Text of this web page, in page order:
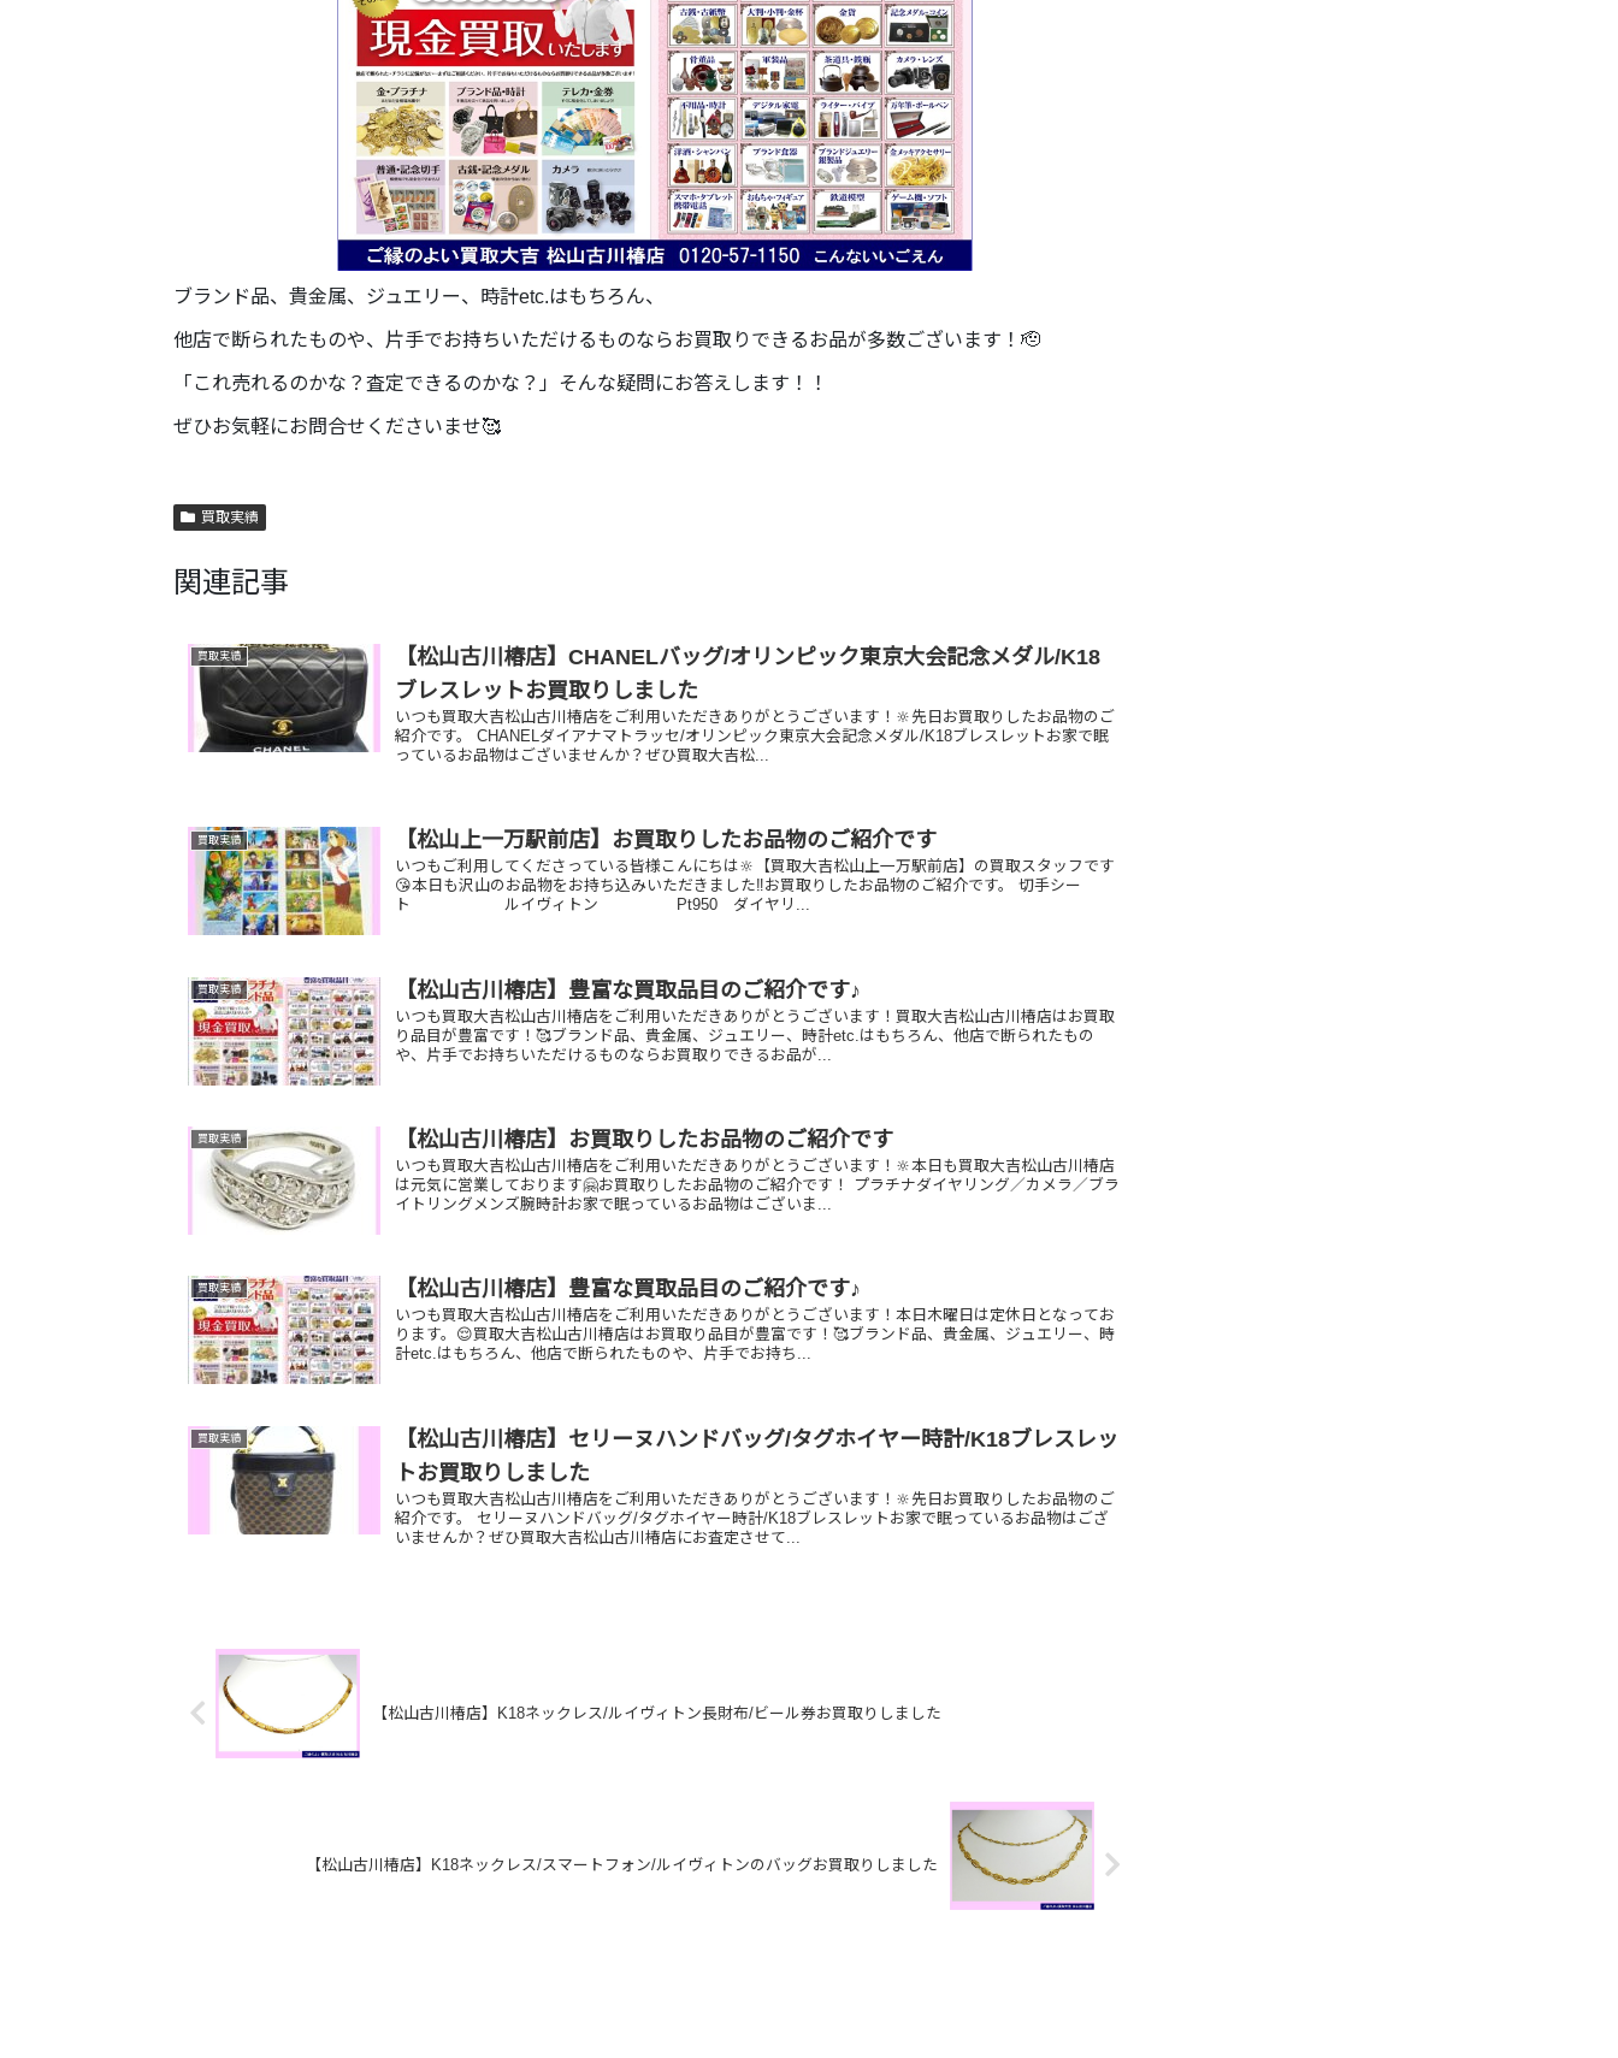
ブランド品、貴金属、ジュエリー、時計etc.はもちろん、
他店で断られたものや、片手でお持ちいただけるものならお買取りできるお品が多数ございます！🫡
「これ売れるのかな？査定できるのかな？」そんな疑問にお答えします！！
ぜひお気軽にお問合せくださいませ🥰
買取実績
関連記事
買取実績
【松山古川椿店】CHANELバッグ/オリンピック東京大会記念メダル/K18
ブレスレットお買取りしました
いつも買取大吉松山古川椿店をご利用いただきありがとうございます！🔆先日お買取りしたお品物のご
紹介です。 CHANELダイアナマトラッセ/オリンピック東京大会記念メダル/K18ブレスレットお家で眠
っているお品物はございませんか？ぜひ買取大吉松...
買取実績 【松山上一万駅前店】お買取りしたお品物のご紹介です
いつもご利用してくださっている皆様こんにちは🔆【買取大吉松山上一万駅前店】の買取スタッフです
😘本日も沢山のお品物をお持ち込みいただきました‼️お買取りしたお品物のご紹介です。 切手シー
ト ルイヴィトン Pt950 ダイヤリ...
買取実績 【松山古川椿店】豊富な買取品目のご紹介です♪
いつも買取大吉松山古川椿店をご利用いただきありがとうございます！買取大吉松山古川椿店はお買取
り品目が豊富です！🥰ブランド品、貴金属、ジュエリー、時計etc.はもちろん、他店で断られたもの
や、片手でお持ちいただけるものならお買取りできるお品が...
買取実績 【松山古川椿店】お買取りしたお品物のご紹介です
いつも買取大吉松山古川椿店をご利用いただきありがとうございます！🔆本日も買取大吉松山古川椿店
は元気に営業しております🤗お買取りしたお品物のご紹介です！ プラチナダイヤリング／カメラ／ブラ
イトリングメンズ腕時計お家で眠っているお品物はございま...
買取実績 【松山古川椿店】豊富な買取品目のご紹介です♪
いつも買取大吉松山古川椿店をご利用いただきありがとうございます！本日木曜日は定休日となってお
ります。😌買取大吉松山古川椿店はお買取り品目が豊富です！🥰ブランド品、貴金属、ジュエリー、時
計etc.はもちろん、他店で断られたものや、片手でお持ち...
買取実績
【松山古川椿店】セリーヌハンドバッグ/タグホイヤー時計/K18ブレスレッ
トお買取りしました
いつも買取大吉松山古川椿店をご利用いただきありがとうございます！🔆先日お買取りしたお品物のご
紹介です。 セリーヌハンドバッグ/タグホイヤー時計/K18ブレスレットお家で眠っているお品物はござ
いませんか？ぜひ買取大吉松山古川椿店にお査定させて...
【松山古川椿店】K18ネックレス/ルイヴィトン長財布/ビール券お買取りしました
【松山古川椿店】K18ネックレス/スマートフォン/ルイヴィトンのバッグお買取りしました